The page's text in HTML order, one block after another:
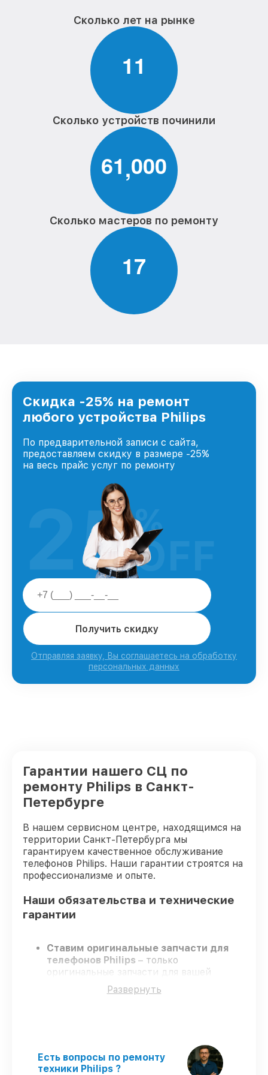
Сколько лет на рынке
11
Сколько устройств починили
61,000
Сколько мастеров по ремонту
17
Скидка -25% на ремонт
любого устройства Philips
По предварительной записи с сайта,
предоставляем скидку в размере -25%
на весь прайс услуг по ремонту
Получить скидку
Отправляя заявку, Вы соглашаетесь на обработку
персональных данных
25%
OFF
Гарантии нашего СЦ по
ремонту Philips в Санкт-
Петербурге
В нашем сервисном центре, находящимся на
территории Санкт-Петербурга мы
гарантируем качественное обслуживание
телефонов Philips. Наши гарантии строятся на
профессионализме и опыте.
Наши обязательства и технические
гарантии
Ставим оригинальные запчасти для
телефонов Philips – только
оригинальные запчасти для вашей
Сертифицированные специалисты
– ремонт телефонов
Philips в оговоренные сроки.
Официальная гарантия
– на все виды
Развернуть
Есть вопросы по ремонту
техники Philips ?